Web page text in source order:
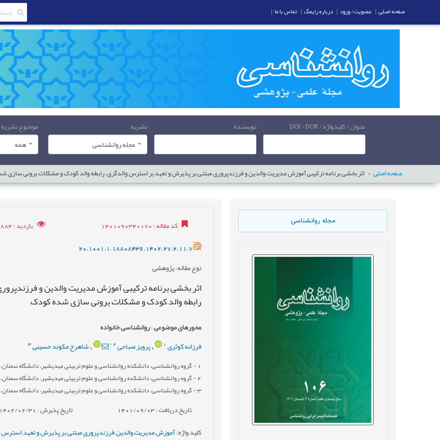
عنوان / کلیدواژه / DOI / DOR نویسنده
نشریه
مجله روانشناسی
موضوع نشریه
همه
صفحه اصلی اثر بخشی برنامه ترکیبی آموزش مدیریت والدین و فرزندپروری مبتنی بر پذیرش و تعهد بر استرس والدگری، رابطه والد–کودک و مشکلات برونی سازی
مجله روانشناسی کد مقاله: 1401090340170 بازدید: 11884
20.1001.1.18808436.1402.27.2.11.7
نوع مقاله: پژوهشی
اثر بخشی برنامه ترکیبی آموزش مدیریت والدین و
رابطه والد–کودک و مشکلات برونی سازی شده کودک
محورهای موضوعی:روانشناسی خانواده
فرزانه کوثری 1
,پرویز صباحی2
*
,شاهرخ مکوند حسینی3
1 - گروه روانشناسی، دانشکده روانشناسی و علوم تربیتی مهدیشهر، دانشگاه
2- گروه روانشناسی، دانشکده روانشناسی و علوم تربیتی مهدیشهر، دانشگاه
3- گروه روانشناسی، دانشکده روانشناسی و علوم تربیتی مهدیشهر، دانشگاه
تاریخ دریافت : 1401/09/03 تاریخ پذیرش : 1402/02/31
کلید واژه:آموزش مدیریت والدین,فرزندپروری مبتنی بر پذیرش و تعهد,استرس
صفحه اصلی | عضویت/ ورود | درباره رایمگ | تماس با ما |